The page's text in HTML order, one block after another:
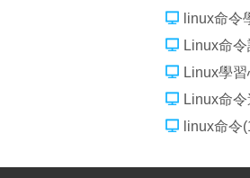
linux命
Linux命
Linux學
Linux命
linux命令